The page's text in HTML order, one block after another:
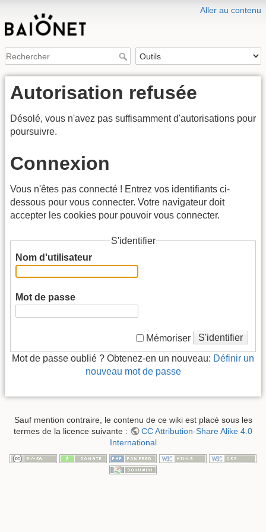
Aller au contenu
Autorisation refusée
Désolé, vous n'avez pas suffisamment d'autorisations pour
poursuivre.
Connexion
Vous n'êtes pas connecté ! Entrez vos identifiants ci-
dessous pour vous connecter. Votre navigateur doit
accepter les cookies pour pouvoir vous connecter.
S'identifier
Nom d'utilisateur
Mot de passe
Mémoriser S'identifier
Mot de passe oublié ? Obtenez-en un nouveau: Définir un
nouveau mot de passe
Sauf mention contraire, le contenu de ce wiki est placé sous les
termes de la licence suivante :
CC Attribution-Share Alike 4.0
International